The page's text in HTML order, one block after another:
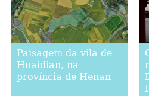
Paisagem da vila de
Huaidian, na
província de Henan